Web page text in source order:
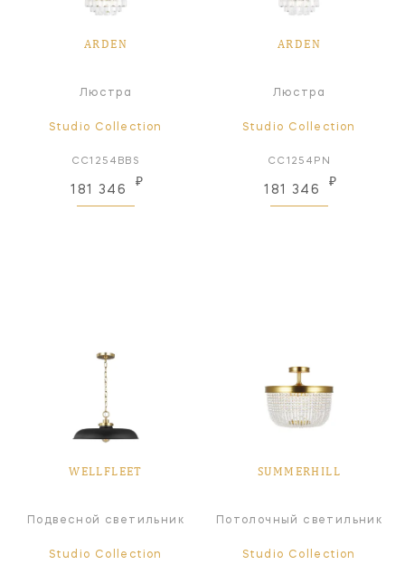
ARDEN
Люстра
Studio Collection
CC1254BBS
181 346
₽
ARDEN
Люстра
Studio Collection
CC1254PN
181 346
₽
WELLFLEET
Подвесной светильник
Studio Collection
SUMMERHILL
Потолочный светильник
Studio Collection